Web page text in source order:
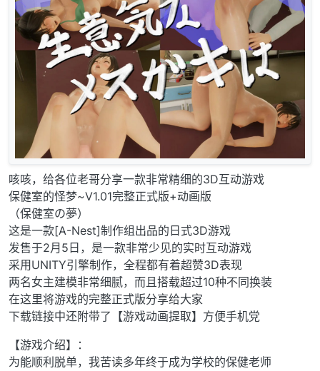
咳咳，给各位老哥分享一款非常精细的3D互动游戏
保健室的怪梦~V1.01完整正式版+动画版
（保健室の夢）
这是一款[A-Nest]制作组出品的日式3D游戏
发售于2月5日，是一款非常少见的实时互动游戏
采用UNITY引擎制作，全程都有着超赞3D表现
两名女主建模非常细腻，而且搭载超过10种不同换装
在这里将游戏的完整正式版分享给大家
下载链接中还附带了【游戏动画提取】方便手机党
【游戏介绍】：
为能顺利脱单，我苦读多年终于成为学校的保健老师